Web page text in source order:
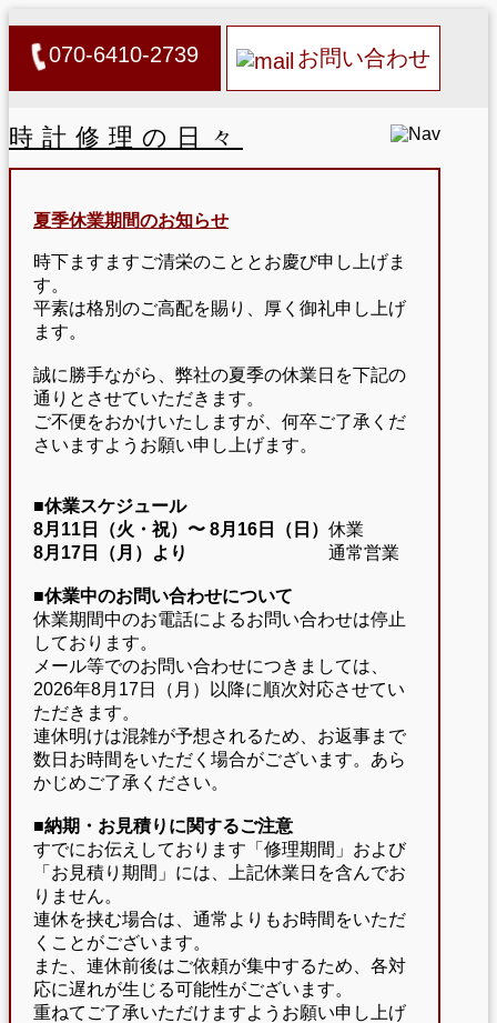
070-6410-2739 お問い合わせ
時計修理の日々
夏季休業期間のお知らせ
時下ますますご清栄のこととお慶び申し上げま
す。
平素は格別のご高配を賜り、厚く御礼申し上げ
ます。
誠に勝手ながら、弊社の夏季の休業日を下記の
通りとさせていただきます。
ご不便をおかけいたしますが、何卒ご了承くだ
さいますようお願い申し上げます。
■休業スケジュール
8月11日（火・祝）〜 8月16日（日） 休業
8月17日（月）より
通常営業
■休業中のお問い合わせについて
休業期間中のお電話によるお問い合わせは停止
しております。
メール等でのお問い合わせにつきましては、
2026年8月17日（月）以降に順次対応させてい
ただきます。
連休明けは混雑が予想されるため、お返事まで
数日お時間をいただく場合がございます。あら
かじめご了承ください。
■納期・お見積りに関するご注意
すでにお伝えしております「修理期間」および
「お見積り期間」には、上記休業日を含んでお
りません。
連休を挟む場合は、通常よりもお時間をいただ
くことがございます。
また、連休前後はご依頼が集中するため、各対
応に遅れが生じる可能性がございます。
重ねてご了承いただけますようお願い申し上げ